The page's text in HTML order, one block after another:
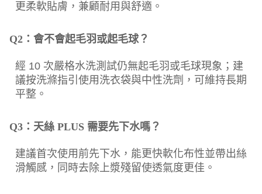
更柔軟貼膚，兼顧耐用與舒適。
Q2：會不會起毛羽或起毛球？
經 10 次嚴格水洗測試仍無起毛羽或毛球現象；建
議按洗滌指引使用洗衣袋與中性洗劑，可維持長期
平整。
Q3：天絲 PLUS 需要先下水嗎？
建議首次使用前先下水，能更快軟化布性並帶出絲
滑觸感，同時去除上漿殘留使透氣度更佳。